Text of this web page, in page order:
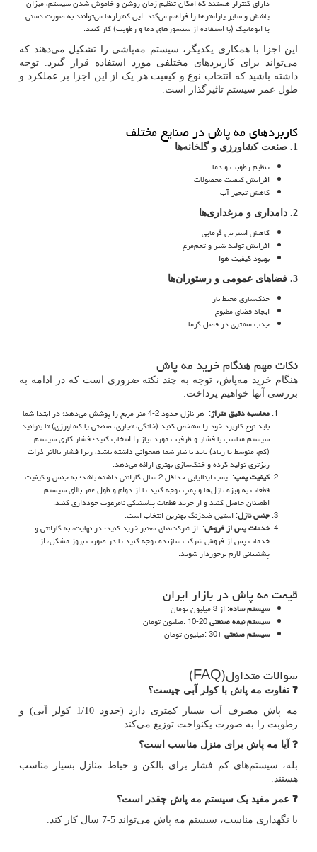
پاشش و سایر پارامترها را فراهم می‌کند. این کنترلرها می‌توانند به صورت دستی
یا اتوماتیک (با استفاده از سنسورهای دما و رطوبت) کار کنند.
این اجزا با همکاری یکدیگر، سیستم مه‌پاشی را تشکیل می‌دهند که
می‌تواند برای کاربردهای مختلفی مورد استفاده قرار گیرد. توجه
داشته باشید که انتخاب نوع و کیفیت هر یک از این اجزا بر عملکرد و
طول عمر سیستم تاثیرگذار است.
کاربردهای مه پاش در صنایع مختلف
1. صنعت کشاورزی و گلخانه‌ها
تنظیم رطوبت و دما
افزایش کیفیت محصولات
کاهش تبخیر آب
2. دامداری و مرغداری‌ها
کاهش استرس گرمایی
افزایش تولید شیر و تخم‌مرغ
بهبود کیفیت هوا
3. فضاهای عمومی و رستوران‌ها
خنک‌سازی محیط باز
ایجاد فضای مطبوع
جذب مشتری در فصل گرما
نکات مهم هنگام خرید مه پاش
هنگام خرید مه‌پاش، توجه به چند نکته ضروری است که در ادامه به
بررسی آنها خواهیم پرداخت:
محاسبه دقیق متراژ
: هر نازل حدود 2-4 متر مربع را پوشش می‌دهد؛ در ابتدا شما
باید نوع کاربرد خود را مشخص کنید (خانگی، تجاری، صنعتی یا کشاورزی) تا بتوانید
سیستم مناسب با فشار و ظرفیت مورد نیاز را انتخاب کنید؛ فشار کاری سیستم
(کم، متوسط یا زیاد) باید با نیاز شما همخوانی داشته باشد، زیرا فشار بالاتر ذرات
ریزتری تولید کرده و خنک‌سازی بهتری ارائه می‌دهد.
کیفیت پمپ
: پمپ ایتالیایی حداقل 2 سال گارانتی داشته باشد؛ به جنس و کیفیت
قطعات به ویژه نازل‌ها و پمپ توجه کنید تا از دوام و طول عمر بالای سیستم
اطمینان حاصل کنید و از خرید قطعات پلاستیکی نامرغوب خودداری کنید.
جنس نازل: استیل ضدزنگ بهترین انتخاب است.
خدمات پس از فروش: از شرکت‌های معتبر خرید کنید؛ در نهایت، به گارانتی و
خدمات پس از فروش شرکت سازنده توجه کنید تا در صورت بروز مشکل، از
پشتیبانی لازم برخوردار شوید.
قیمت مه پاش در بازار ایران
سیستم ساده: از 3 میلیون تومان
سیستم نیمه صنعتی: 10-20میلیون تومان
سیستم صنعتی: 30+میلیون تومان
سوالات متداول(FAQ)
❓ تفاوت مه پاش با کولر آبی چیست؟
مه پاش مصرف آب بسیار کمتری دارد (حدود 1/10 کولر آبی) و
رطوبت را به صورت یکنواخت توزیع می‌کند.
❓ آیا مه پاش برای منزل مناسب است؟
بله، سیستم‌های کم فشار برای بالکن و حیاط منازل بسیار مناسب
هستند.
❓ عمر مفید یک سیستم مه پاش چقدر است؟
با نگهداری مناسب، سیستم مه پاش می‌تواند 5-7 سال کار کند.